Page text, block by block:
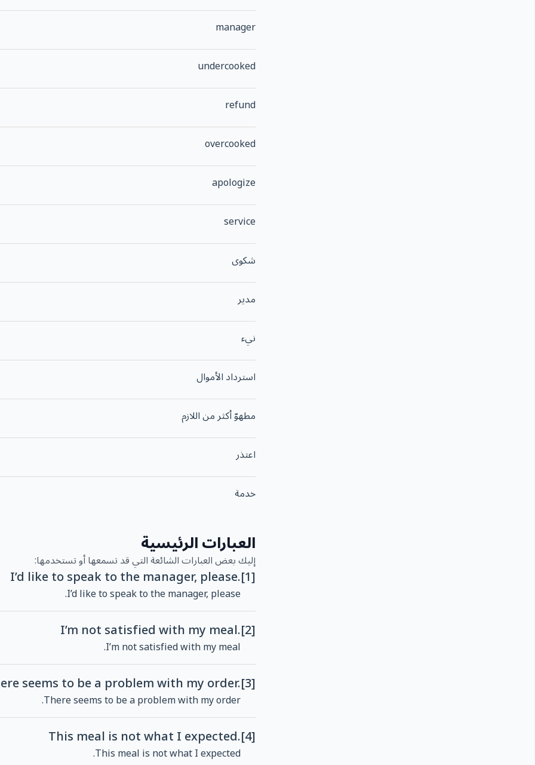
manager
undercooked
refund
overcooked
apologize
service
شكوى
مدير
نيء
استرداد الأموال
مطهوّ أكثر من اللازم
اعتذر
خدمة
العبارات الرئيسية
إليك بعض العبارات الشائعة التي قد تسمعها أو تستخدمها:
[1]
I’d like to speak to the manager, please.
I’d like to speak to the manager, please.
[2]
I’m not satisfied with my meal.
I’m not satisfied with my meal.
[3]
seems to be a problem with my order.
There seems to be a problem with my order.
[4]
This meal is not what I expected.
This meal is not what I expected.